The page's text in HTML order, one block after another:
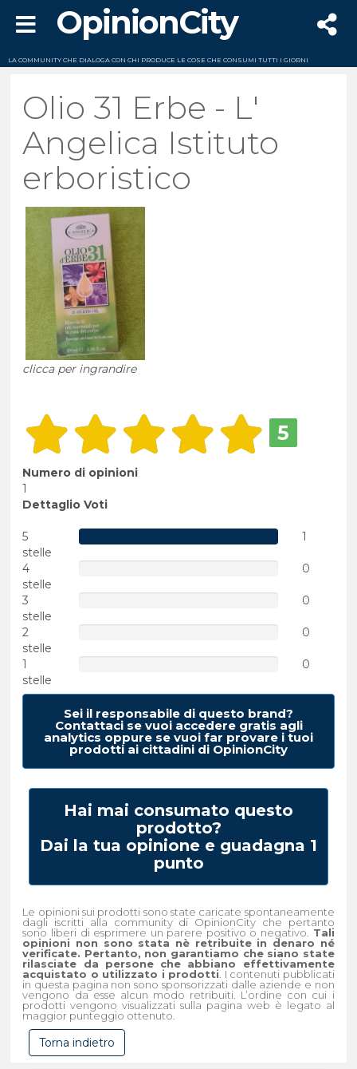
OpinionCity
LA COMMUNITY CHE DIALOGA CON CHI PRODUCE LE COSE CHE CONSUMI TUTTI I GIORNI
Olio 31 Erbe - L'
Angelica Istituto
erboristico
clicca per ingrandire
5
Numero di opinioni
1
Dettaglio Voti
5
stelle
1
4
stelle
0
3
stelle
0
2
stelle
0
1
stelle
0
Sei il responsabile di questo brand?
Contattaci se vuoi accedere gratis agli
analytics oppure se vuoi far provare i tuoi
prodotti ai cittadini di OpinionCity
Hai mai consumato questo
prodotto?
Dai la tua opinione e guadagna 1
punto
Le opinioni sui prodotti sono state caricate spontaneamente
dagli iscritti alla community di OpinionCity che pertanto
sono liberi di esprimere un parere positivo o negativo. Tali
opinioni non sono stata nè retribuite in denaro né
verificate. Pertanto, non garantiamo che siano state
rilasciate da persone che abbiano effettivamente
acquistato o utilizzato i prodotti . I contenuti pubblicati
in questa pagina non sono sponsorizzati dalle aziende e non
vengono da esse alcun modo retribuiti. L’ordine con cui i
prodotti vengono visualizzati sulla pagina web è legato al
maggior punteggio ottenuto.
Torna indietro